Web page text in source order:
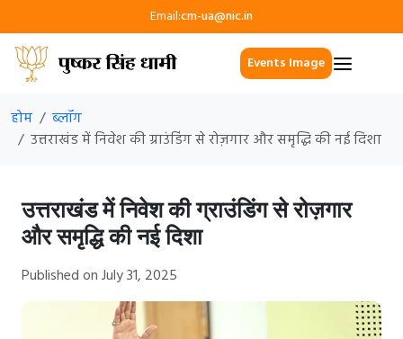
Email:cm-ua@nic.in
Events Image
होम
ब्लॉग
उत्तराखंड में निवेश की ग्राउंडिंग से रोज़गार और समृद्धि की नई दिशा
उत्तराखंड में निवेश की ग्राउंडिंग से रोज़गार
और समृद्धि की नई दिशा
Published on July 31, 2025